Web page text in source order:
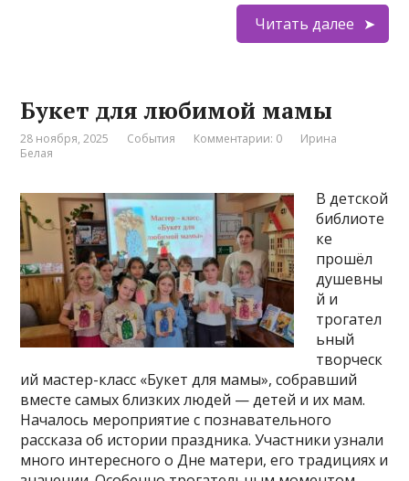
Читать далее
Букет для любимой мамы
28 ноября, 2025 События Комментарии: 0
Ирина
Белая
В детской
библиоте
ке
прошёл
душевны
й и
трогател
ьный
творческ
ий мастер-класс «Букет для мамы», собравший
вместе самых близких людей — детей и их мам.
Началось мероприятие с познавательного
рассказа об истории праздника. Участники узнали
много интересного о Дне матери, его традициях и